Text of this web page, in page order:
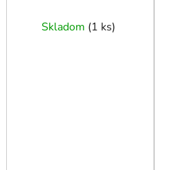
Skladom (1 ks)